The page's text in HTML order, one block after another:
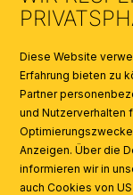
KATALOGE
AI
Diese Website
Erfahrung bieten zu
Partner
und Nutzerverhalten
Anzeigen. Über die
informieren wir in
auch Cookies von